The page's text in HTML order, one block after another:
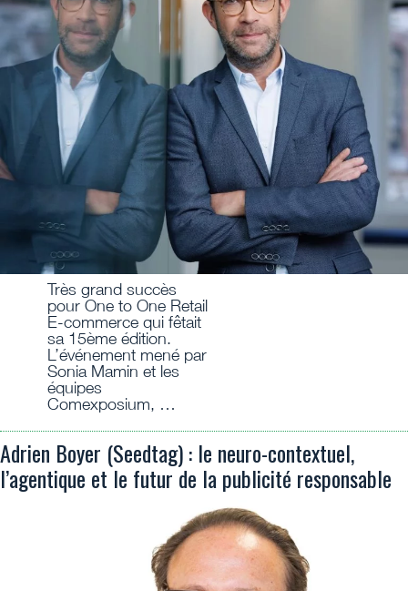
Très grand succès
pour One to One Retail
E-commerce qui fêtait
sa 15ème édition.
L’événement mené par
Sonia Mamin et les
équipes
Comexposium, …
Adrien Boyer (Seedtag) : le neuro-contextuel,
l’agentique et le futur de la publicité responsable